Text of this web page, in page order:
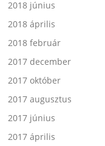
2018 június
2018 április
2018 február
2017 december
2017 október
2017 augusztus
2017 június
2017 április